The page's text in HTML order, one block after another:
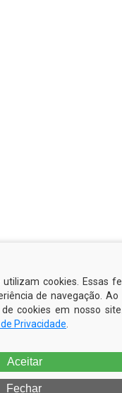
cookies. Essas
de navegação. Ao
cookies em nosso
Privacidade
Aceitar
Fechar